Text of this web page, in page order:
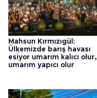
Mahsun Kırmızıgül:
Ülkemizde barış havası
esiyor umarım kalıcı olur,
umarım yapıcı olur